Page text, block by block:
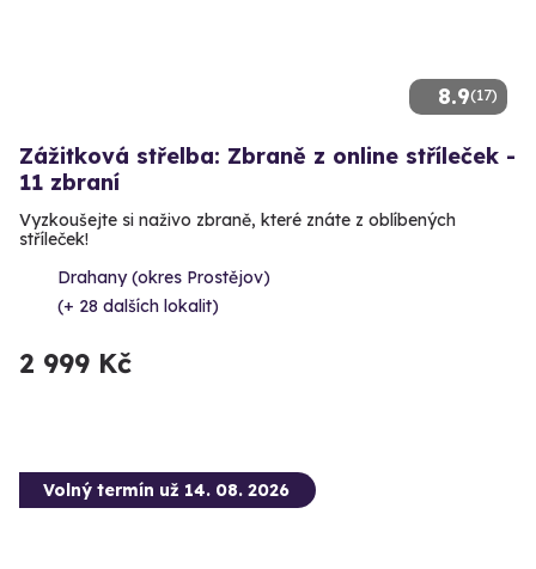
8.9(17)
Zážitková střelba: Zbraně z online stříleček -
11 zbraní
Vyzkoušejte si naživo zbraně, které znáte z oblíbených
stříleček!
Drahany (okres Prostějov)
(+ 28 dalších lokalit)
2 999 Kč
Volný termín už 14. 08. 2026